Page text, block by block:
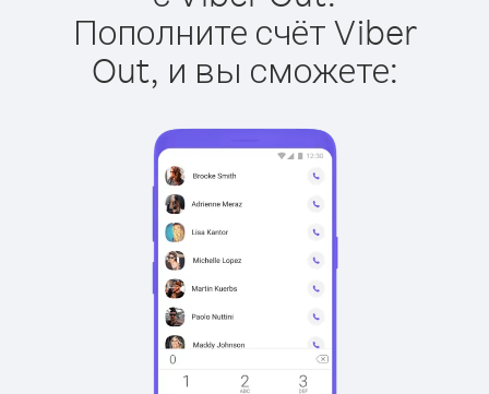
Пополните счёт Viber
Out, и вы сможете: